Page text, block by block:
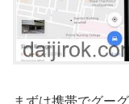
まずは携帯でグー